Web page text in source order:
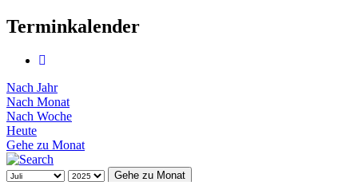
Terminkalender
Nach Jahr
Nach Monat
Nach Woche
Heute
Gehe zu Monat
Gehe zu Monat